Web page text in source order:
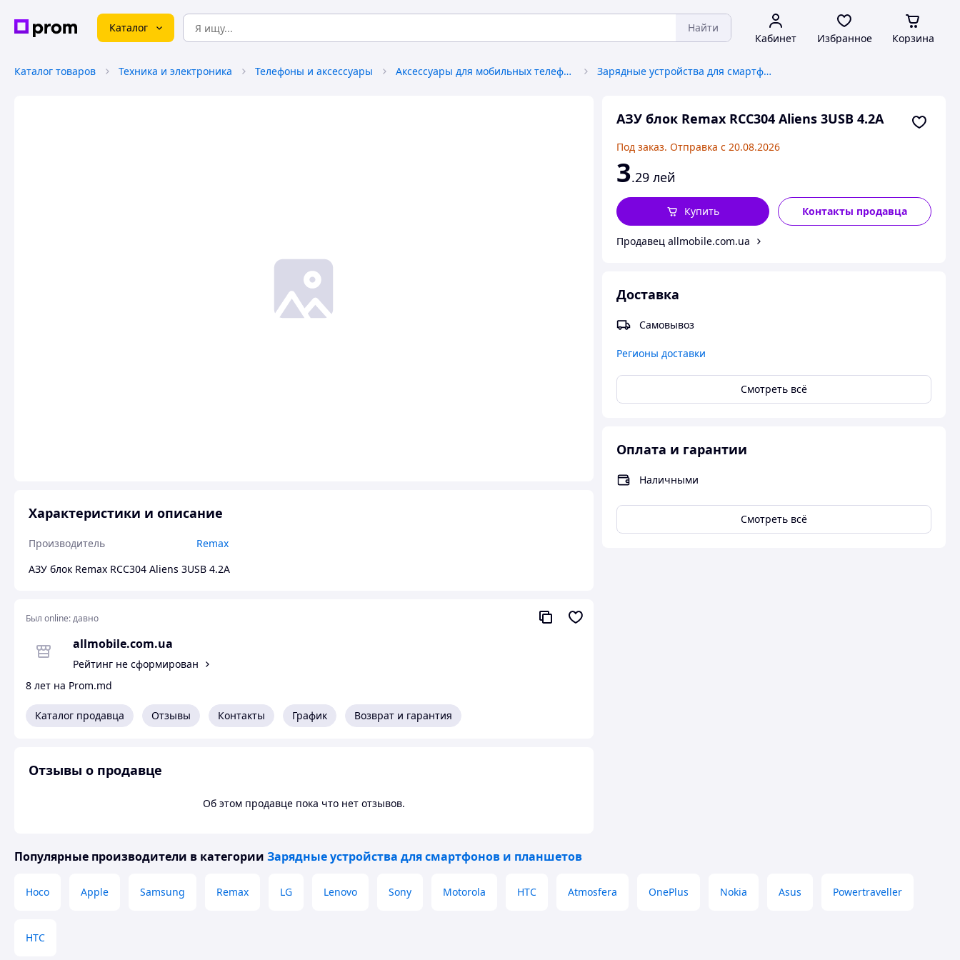
Каталог Найти
Кабинет Избранное Корзина
Каталог товаров Техника и электроника Телефоны и аксессуары Аксессуары для мобильных телефонов Зарядные устройства для смартфонов и планшетов
АЗУ блок Remax RCC304 Aliens 3USB 4.2А
Под заказ. Отправка с 20.08.2026
3.29 лей
Контакты продавца
Купить
Продавец allmobile.com.ua
Доставка
Самовывоз
Регионы доставки
Смотреть всё
Оплата и гарантии
Наличными
Смотреть всё
Характеристики и описание
Производитель
Remax
АЗУ блок Remax RCC304 Aliens 3USB 4.2А
Был online:давно
allmobile.com.ua
Рейтинг не сформирован
8 лет на Prom.md
Каталог продавца Отзывы Контакты График Возврат и гарантия
Отзывы о продавце
Об этом продавце пока что нет отзывов.
Популярные производители в категории Зарядные устройства для смартфонов и планшетов
Hoco Apple Samsung Remax LG Lenovo Sony Motorola HTC Atmosfera OnePlus Nokia Asus Powertraveller
НТС